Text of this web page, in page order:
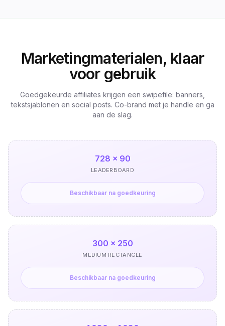
Marketingmaterialen, klaar
voor gebruik
Goedgekeurde affiliates krijgen een swipefile: banners,
tekstsjablonen en social posts. Co-brand met je handle en ga
aan de slag.
728 × 90
LEADERBOARD
Beschikbaar na goedkeuring
300 × 250
MEDIUM RECTANGLE
Beschikbaar na goedkeuring